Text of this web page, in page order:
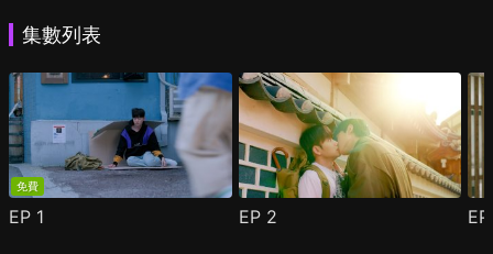
集數列表
免費
EP 1 EP 2